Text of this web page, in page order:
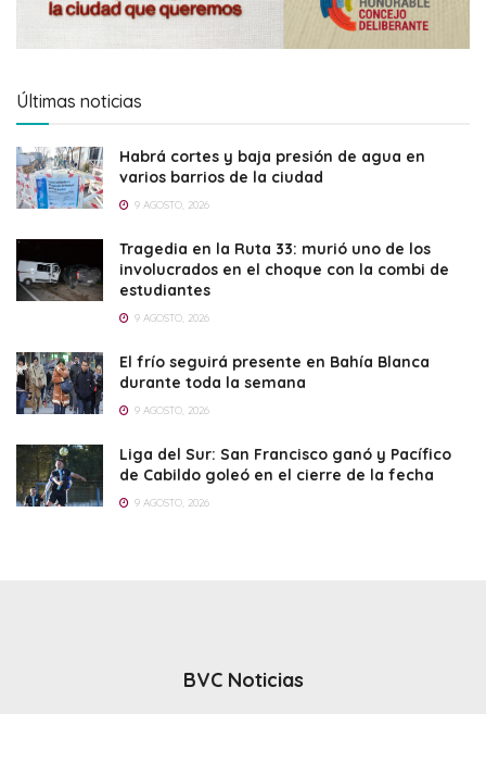
Últimas noticias
Habrá cortes y baja presión de agua en
varios barrios de la ciudad
9 AGOSTO, 2026
Tragedia en la Ruta 33: murió uno de los
involucrados en el choque con la combi de
estudiantes
9 AGOSTO, 2026
El frío seguirá presente en Bahía Blanca
durante toda la semana
9 AGOSTO, 2026
Liga del Sur: San Francisco ganó y Pacífico
de Cabildo goleó en el cierre de la fecha
9 AGOSTO, 2026
BVC Noticias